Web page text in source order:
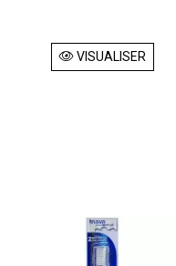
VISUALISER